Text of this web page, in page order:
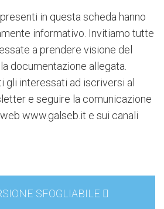
in questa scheda hanno
informativo. Invitiamo tutte
a prendere visione del
documentazione allegata.
gli interessati ad iscriversi al
e seguire la comunicazione
www.galseb.it e sui canali
SFOGLIABILE